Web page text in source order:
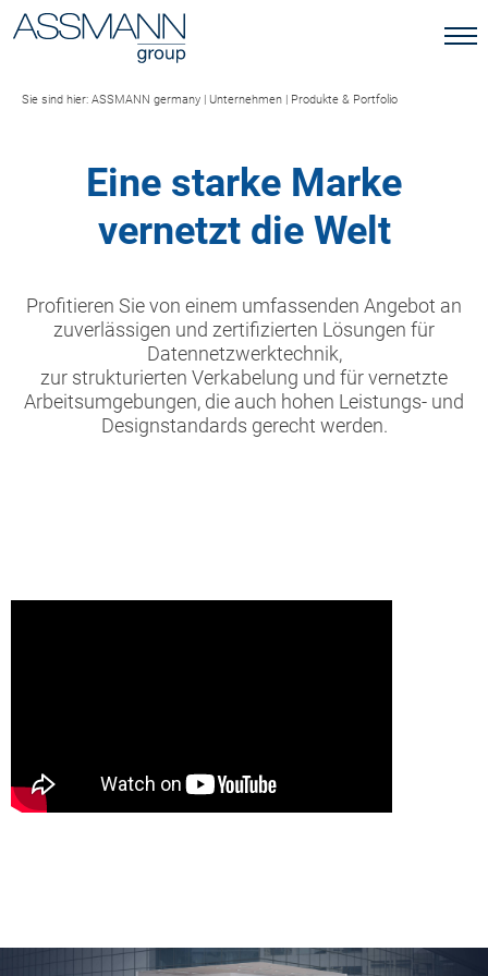
Sie sind hier: ASSMANN germany | Unternehmen | Produkte & Portfolio
Eine starke Marke
vernetzt die Welt
Profitieren Sie von einem umfassenden Angebot an
zuverlässigen und zertifizierten Lösungen für
Datennetzwerktechnik,
zur strukturierten Verkabelung und für vernetzte
Arbeitsumgebungen, die auch hohen Leistungs- und
Designstandards gerecht werden.